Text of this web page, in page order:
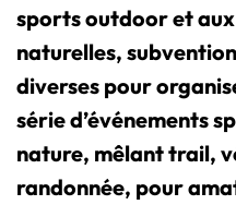
sports outdoor et
naturelles,
diverses pour
série d’événements
nature, mêlant trail,
randonnée, pour